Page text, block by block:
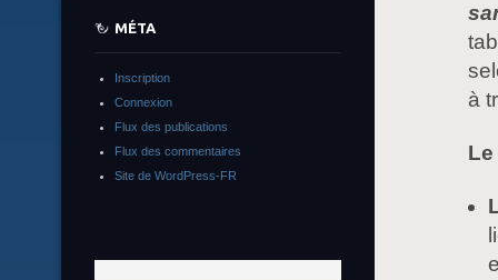
à
MÉTA
Inscription
Connexion
Flux des publications
Flux des commentaires
Site de WordPress-FR